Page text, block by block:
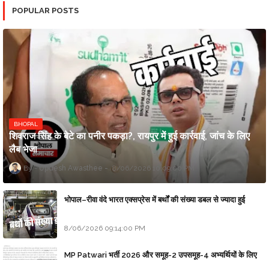
POPULAR POSTS
BHOPAL
शिवराज सिंह के बेटे का पनीर पकड़ा?, रायपुर में हुई कार्रवाई, जांच के लिए
लैब भेजा
Updesh Awasthee 8/06/2026 10:09:00 PM
भोपाल–रीवा वंदे भारत एक्सप्रेस में बर्थों की संख्या डबल से ज्यादा हुई
8/06/2026 09:14:00 PM
MP Patwari भर्ती 2026 और समूह-2 उपसमूह-4 अभ्यर्थियों के लिए